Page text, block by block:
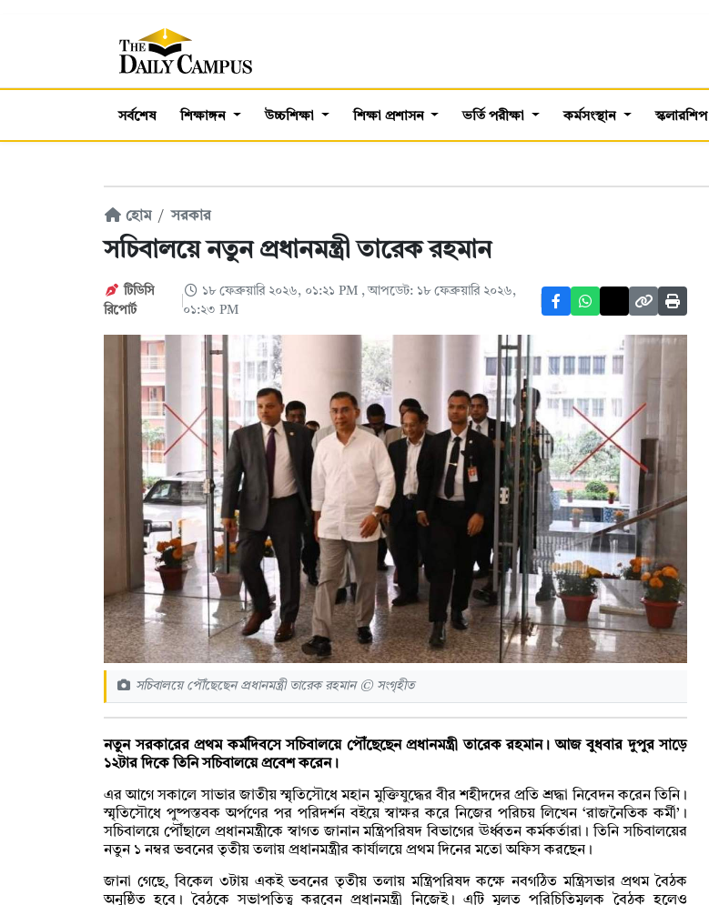
সর্বশেষ শিক্ষাঙ্গন উচ্চশিক্ষা শিক্ষা প্রশাসন ভর্তি পরীক্ষা কর্মসংস্থান স্কলারশিপ
হোম সরকার
সচিবালয়ে নতুন প্রধানমন্ত্রী তারেক রহমান
টিডিসি
‍রিপোর্ট
১৮ ফেব্রুয়ারি ২০২৬, ০১:২১ PM , আপডেট: ১৮ ফেব্রুয়ারি ২০২৬,
০১:২৩ PM
সচিবালয়ে পৌঁছেছেন প্রধানমন্ত্রী তারেক রহমান © সংগৃহীত
নতুন সরকারের প্রথম কর্মদিবসে সচিবালয়ে পৌঁছেছেন প্রধানমন্ত্রী তারেক রহমান। আজ বুধবার দুপুর সাড়ে
১২টার দিকে তিনি সচিবালয়ে প্রবেশ করেন।
এর আগে সকালে সাভার জাতীয় স্মৃতিসৌধে মহান মুক্তিযুদ্ধের বীর শহীদদের প্রতি শ্রদ্ধা নিবেদন করেন তিনি।
স্মৃতিসৌধে পুষ্পস্তবক অর্পণের পর পরিদর্শন বইয়ে স্বাক্ষর করে নিজের পরিচয় লিখেন ‘রাজনৈতিক কর্মী’।
সচিবালয়ে পৌঁছালে প্রধানমন্ত্রীকে স্বাগত জানান মন্ত্রিপরিষদ বিভাগের ঊর্ধ্বতন কর্মকর্তারা। তিনি সচিবালয়ের
নতুন ১ নম্বর ভবনের তৃতীয় তলায় প্রধানমন্ত্রীর কার্যালয়ে প্রথম দিনের মতো অফিস করছেন।
জানা গেছে, বিকেল ৩টায় একই ভবনের তৃতীয় তলায় মন্ত্রিপরিষদ কক্ষে নবগঠিত মন্ত্রিসভার প্রথম বৈঠক
অনুষ্ঠিত হবে। বৈঠকে সভাপতিত্ব করবেন প্রধানমন্ত্রী নিজেই। এটি মূলত পরিচিতিমূলক বৈঠক হলেও